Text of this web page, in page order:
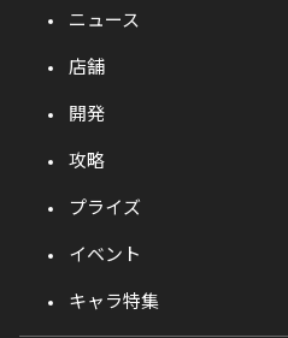
ニュース
店舗
開発
攻略
プライズ
イベント
キャラ特集